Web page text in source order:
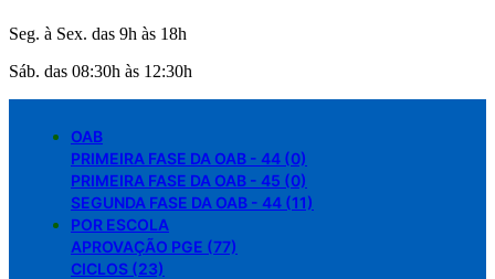
Seg. à Sex. das 9h às 18h
Sáb. das 08:30h às 12:30h
OAB
PRIMEIRA FASE DA OAB - 44 (0)
PRIMEIRA FASE DA OAB - 45 (0)
SEGUNDA FASE DA OAB - 44 (11)
POR ESCOLA
APROVAÇÃO PGE (77)
CICLOS (23)